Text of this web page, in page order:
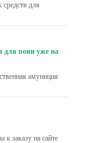
средств для
для пони уже на
амуниция
к заказу на сайте